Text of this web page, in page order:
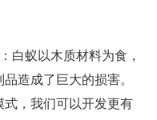
蚁以木质材料为食，
造成了巨大的损害。
，我们可以开发更有